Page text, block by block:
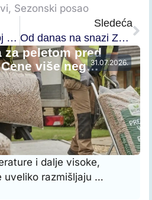
, Sezonski posao
Milion evra za razvoj geografskih informacionih sistema
Sledeća
Od danas na snazi Zakon o predžetvenom finansiranju
31.07.2026.
za peletom pred
više neg…
i dalje visoke,
uveliko razmišljaju …